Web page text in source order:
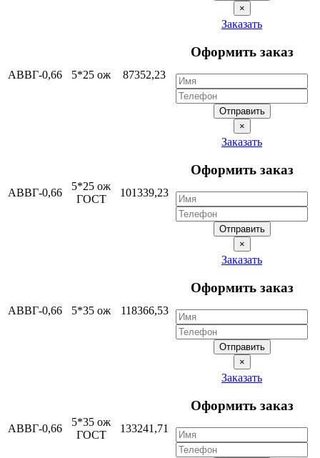
×
АВВГ-0,66 5*25 ож 87352,23
Заказать
Оформить заказ
Отправить
×
АВВГ-0,66
5*25 ож
ГОСТ
101339,23
Заказать
Оформить заказ
Отправить
×
АВВГ-0,66 5*35 ож 118366,53
Заказать
Оформить заказ
Отправить
×
АВВГ-0,66
5*35 ож
ГОСТ
133241,71
Заказать
Оформить заказ